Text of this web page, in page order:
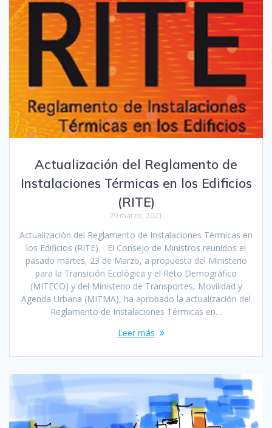
Actualización del Reglamento de
Instalaciones Térmicas en los Edificios
(RITE)
29 marzo, 2021
Actualización del Reglamento de Instalaciones Térmicas en
los Edificios (RITE). El Consejo de Ministros reunidos el
pasado martes, 23 de Marzo, a propuesta del Ministerio
para la Transición Ecológica y el Reto Demográfico
(MITECO) y del Ministerio de Transportes, Movilidad y
Agenda Urbana (MITMA), ha aprobado la actualización del
Reglamento de Instalaciones Térmicas en…
Leer más